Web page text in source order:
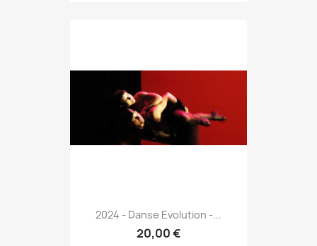
2024 - Danse Evolution -...
20,00 €